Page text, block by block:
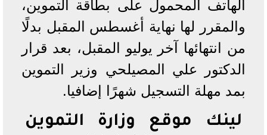
الهاتف المحمول على بطاقة التموين،
والمقرر لها نهاية أغسطس المقبل بدلًا
من انتهائها آخر يوليو المقبل، بعد قرار
الدكتور علي المصيلحي وزير التموين
بمد مهلة التسجيل شهرًا إضافيا.
لينك موقع وزارة التموين